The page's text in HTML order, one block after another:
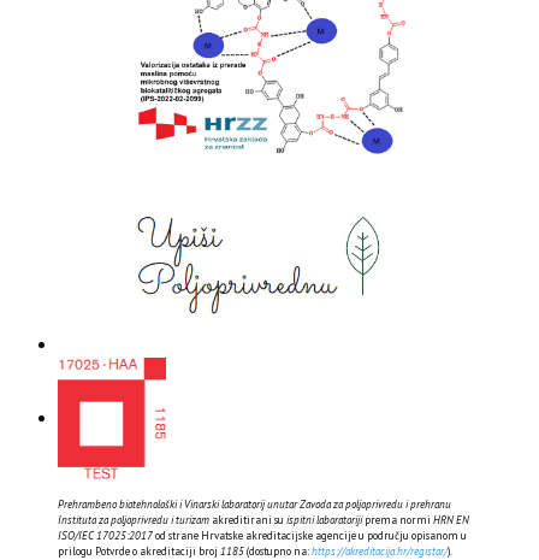
Prehrambeno biotehnološki i Vinarski laboratorij unutar Zavoda za poljoprivredu i prehranu
Instituta za poljoprivredu i turizam akreditirani su ispitni laboratorijiprema normi HRN EN
ISO/IEC 17025:2017od strane Hrvatske akreditacijske agencije u području opisanom u
prilogu Potvrde o akreditaciji broj 1185(dostupno na:https://akreditacija.hr/registar/).